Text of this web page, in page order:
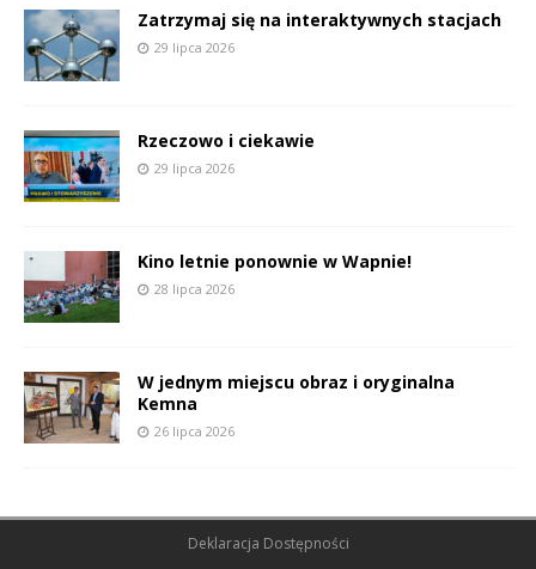
Zatrzymaj się na interaktywnych stacjach
29 lipca 2026
Rzeczowo i ciekawie
29 lipca 2026
Kino letnie ponownie w Wapnie!
28 lipca 2026
W jednym miejscu obraz i oryginalna
Kemna
26 lipca 2026
Deklaracja Dostępności